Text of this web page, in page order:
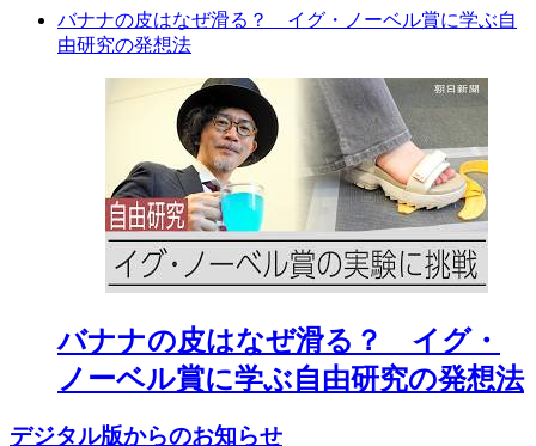
バナナの皮はなぜ滑る？ イグ・ノーベル賞に学ぶ自
由研究の発想法
バナナの皮はなぜ滑る？ イグ・
ノーベル賞に学ぶ自由研究の発想法
デジタル版からのお知らせ